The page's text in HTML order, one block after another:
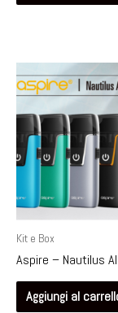
Kit e Box
Aspire – Nautilus
Aggiungi al